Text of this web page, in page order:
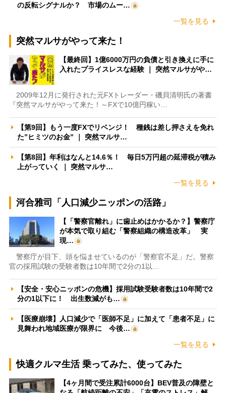
の反転シグナルか？ 市場のムー…
一覧を見る
突然マルサがやって来た！
【最終回】1億6000万円の負債と引き換えに手に
入れたプライスレスな経験 ｜ 突然マルサがや…
2009年12月に発行された元FXトレーダー・磯貝清明氏の著書
『突然マルサがやって来た！～FXで10億円稼い…
【第9回】もう一度FXでリベンジ！ 種銭は差し押さえを免れ
た”ヒミツのお金” ｜ 突然マルサ…
【第8回】年利はなんと14.6％！ 毎日5万円超の延滞税が積み
上がっていく ｜ 突然マルサ…
一覧を見る
河合雅司「人口減少ニッポンの活路」
【「警察官離れ」に歯止めはかかるか？】警察庁
が本気で取り組む「警察組織の構造改革」 実
現…
警察庁が目下、頭を悩ませているのが「警察官不足」だ。警察
官の採用試験の受験者数は10年間で2分の1以…
【安全・安心ニッポンの危機】採用試験受験者数は10年間で2
分の1以下に！ 出生数減がも…
【医療崩壊】人口減少で「医師不足」に加えて「患者不足」に
見舞われ地域医療が限界に 今後…
一覧を見る
快適クルマ生活 乗ってみた、使ってみた
【4ヶ月間で受注累計6000台】BEV普及の障壁と